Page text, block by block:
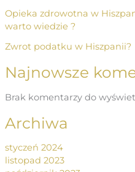
Opieka zdrowotna w
warto wiedzie ?
Zwrot podatku w Hiszpanii?
Najnowsze
Brak komentarzy do
Archiwa
styczeń 2024
listopad 2023